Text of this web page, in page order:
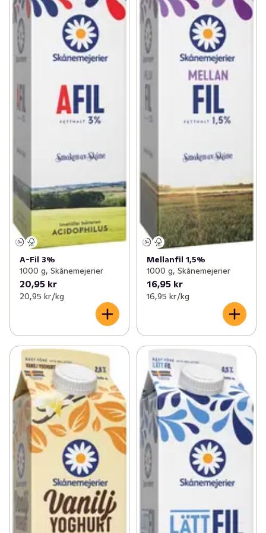
A-Fil 3%
1000 g, Skånemejerier
20,95 kr
20,95 kr /kg
Mellanfil 1,5%
1000 g, Skånemejerier
16,95 kr
16,95 kr /kg